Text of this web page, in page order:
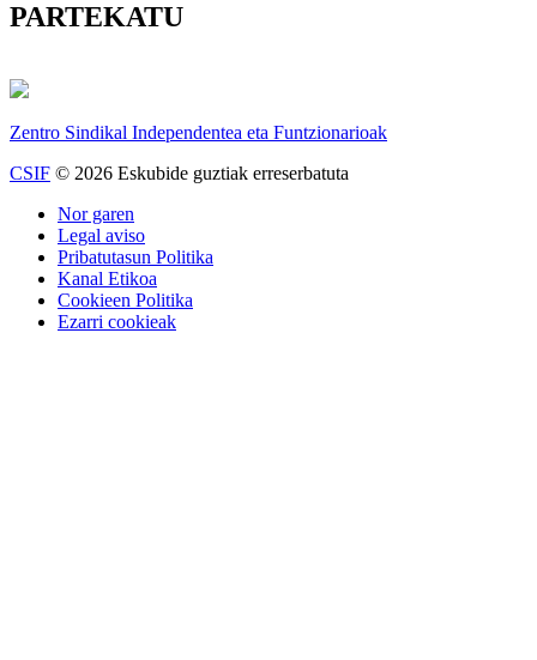
PARTEKATU
Zentro Sindikal Independentea eta Funtzionarioak
CSIF © 2026 Eskubide guztiak erreserbatuta
Nor garen
Legal aviso
Pribatutasun Politika
Kanal Etikoa
Cookieen Politika
Ezarri cookieak